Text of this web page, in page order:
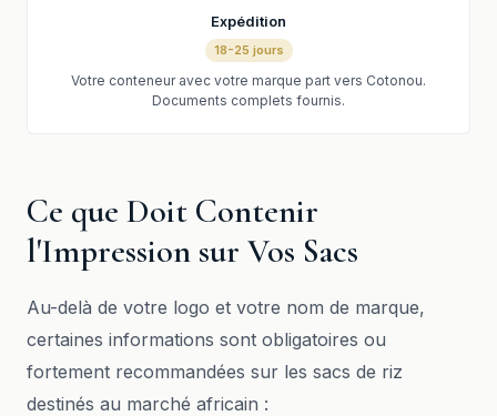
Expédition
18-25 jours
Votre conteneur avec votre marque part vers Cotonou.
Documents complets fournis.
Ce que Doit Contenir
l'Impression sur Vos Sacs
Au-delà de votre logo et votre nom de marque,
certaines informations sont obligatoires ou
fortement recommandées sur les sacs de riz
destinés au marché africain :